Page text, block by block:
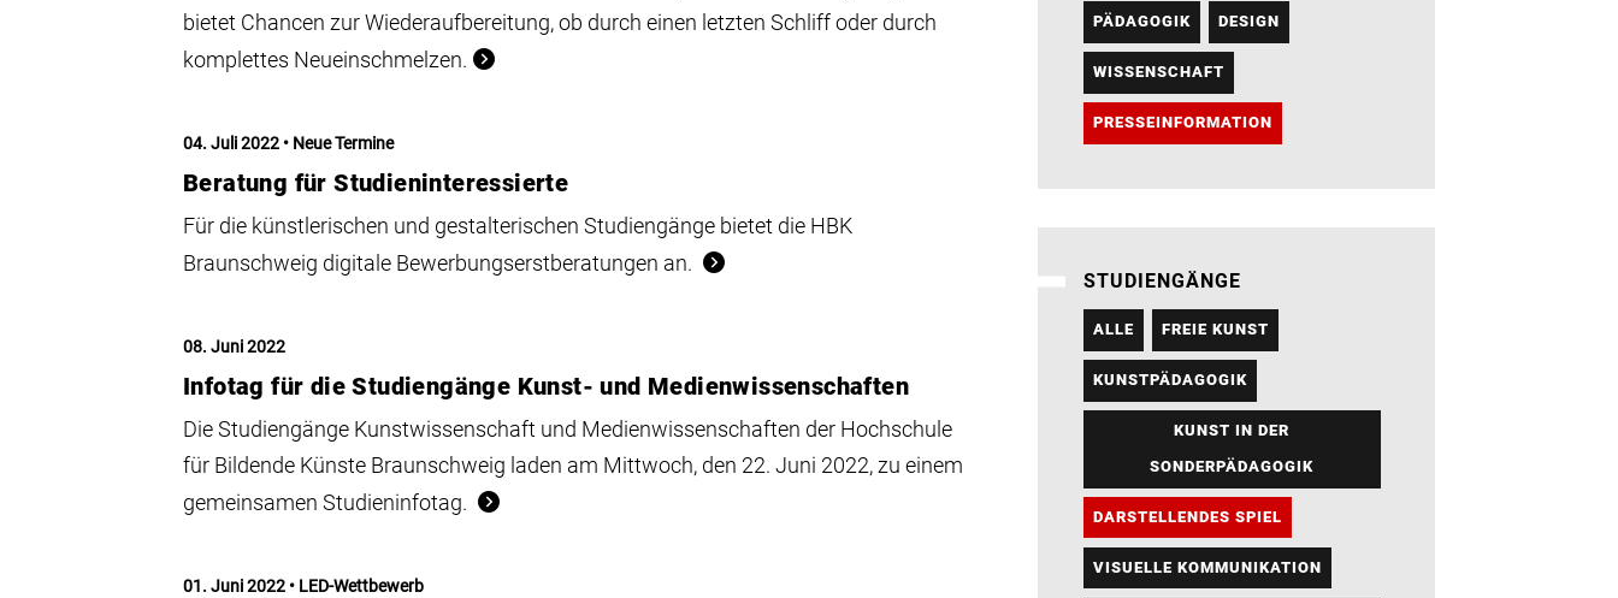
bietet Chancen zur Wiederaufbereitung, ob durch einen letzten Schliff oder durch
komplettes Neueinschmelzen.
04. Juli 2022 Neue Termine
Beratung für Studieninteressierte
Für die künstlerischen und gestalterischen Studiengänge bietet die HBK
Braunschweig digitale Bewerbungserstberatungen an.
08. Juni 2022
Infotag für die Studiengänge Kunst- und Medienwissenschaften
Die Studiengänge Kunstwissenschaft und Medienwissenschaften der Hochschule
für Bildende Künste Braunschweig laden am Mittwoch, den 22. Juni 2022, zu einem
gemeinsamen Studieninfotag.
01. Juni 2022 LED-Wettbewerb
PÄDAGOGIK DESIGN
WISSENSCHAFT
PRESSEINFORMATION
STUDIENGÄNGE
ALLE FREIE KUNST
KUNSTPÄDAGOGIK
KUNST IN DER
SONDERPÄDAGOGIK
DARSTELLENDES SPIEL
VISUELLE KOMMUNIKATION